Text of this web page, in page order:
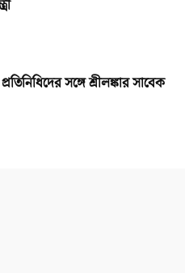
সঙ্গে শ্রীলঙ্কার সাবেক